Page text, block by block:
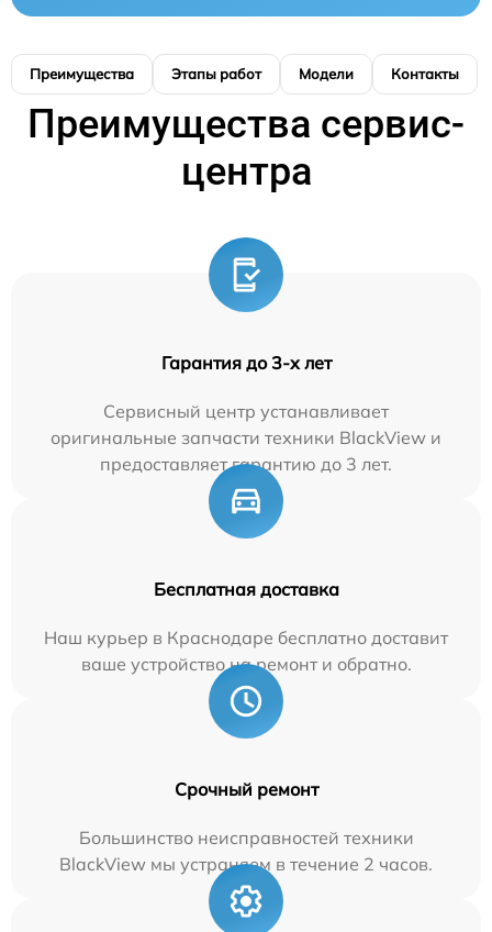
Преимущества Этапы работ Модели Контакты
Преимущества сервис-
центра
Гарантия до 3-х лет
Сервисный центр устанавливает
оригинальные запчасти техники BlackView и
предоставляет гарантию до 3 лет.
Бесплатная доставка
Наш курьер в Краснодаре бесплатно доставит
ваше устройство на ремонт и обратно.
Срочный ремонт
Большинство неисправностей техники
BlackView мы устраняем в течение 2 часов.